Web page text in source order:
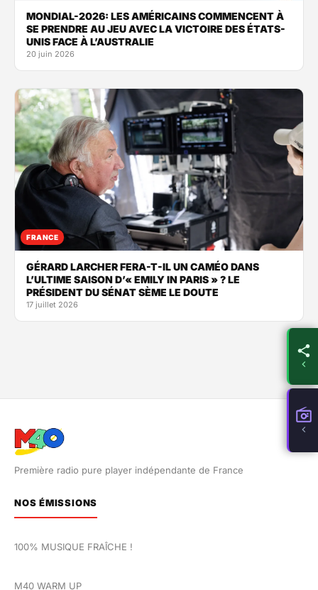
MONDIAL-2026: LES AMÉRICAINS COMMENCENT À
SE PRENDRE AU JEU AVEC LA VICTOIRE DES ÉTATS-
UNIS FACE À L’AUSTRALIE
20 juin 2026
FRANCE
GÉRARD LARCHER FERA-T-IL UN CAMÉO DANS
L’ULTIME SAISON D’« EMILY IN PARIS » ? LE
PRÉSIDENT DU SÉNAT SÈME LE DOUTE
17 juillet 2026
Première radio pure player indépendante de France
NOS ÉMISSIONS
100% MUSIQUE FRAÎCHE !
M40 WARM UP